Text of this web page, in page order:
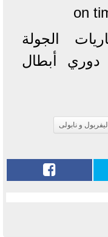
الجولة
دوري أبطال
و نابولى